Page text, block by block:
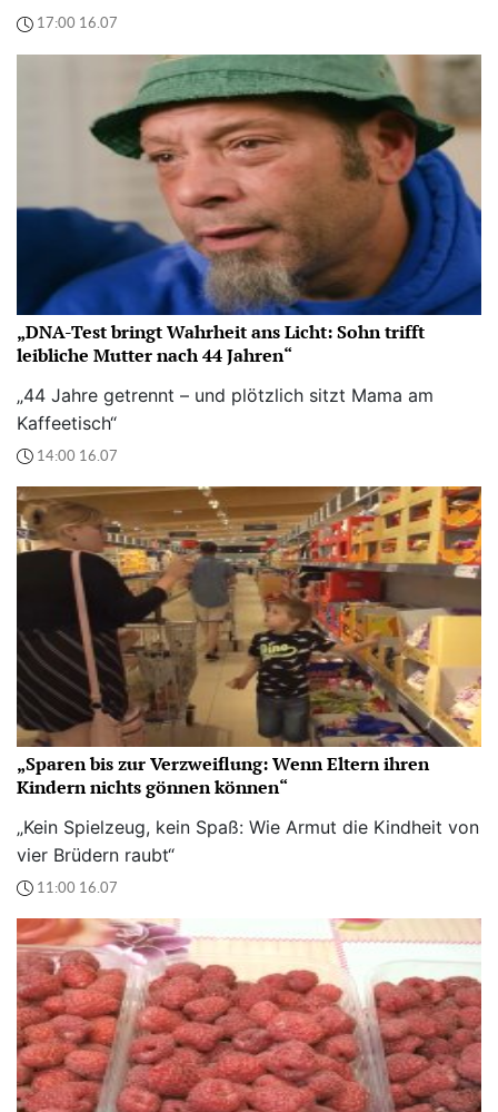
17:00 16.07
„DNA-Test bringt Wahrheit ans Licht: Sohn trifft
leibliche Mutter nach 44 Jahren“
„44 Jahre getrennt – und plötzlich sitzt Mama am
Kaffeetisch“
14:00 16.07
„Sparen bis zur Verzweiflung: Wenn Eltern ihren
Kindern nichts gönnen können“
„Kein Spielzeug, kein Spaß: Wie Armut die Kindheit von
vier Brüdern raubt“
11:00 16.07